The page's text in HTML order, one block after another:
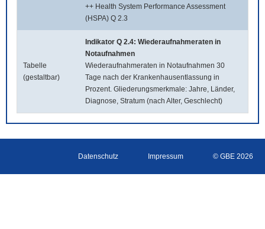
++ Health System Performance Assessment
(HSPA) Q 2.3
Tabelle
(gestaltbar)
Indikator Q 2.4: Wiederaufnahmeraten in
Notaufnahmen
Wiederaufnahmeraten in Notaufnahmen 30
Tage nach der Krankenhausentlassung in
Prozent. Gliederungsmerkmale: Jahre, Länder,
Diagnose, Stratum (nach Alter, Geschlecht)
Datenschutz Impressum © GBE 2026